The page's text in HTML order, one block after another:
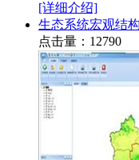
[详细介绍]
生态系统宏观结
点击量：12790